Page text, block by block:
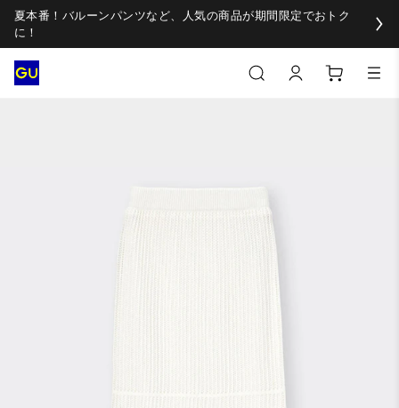
夏本番！バルーンパンツなど、人気の商品が期間限定でおトク
に！